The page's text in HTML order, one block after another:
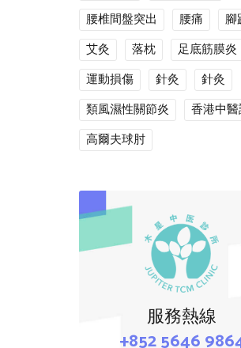
腰椎間盤突出
腰痛
腳
艾灸
落枕
足底筋膜炎
運動損傷
針灸
針灸
類風濕性關節炎
香港中
高爾夫球肘
服務熱線
+852 5646